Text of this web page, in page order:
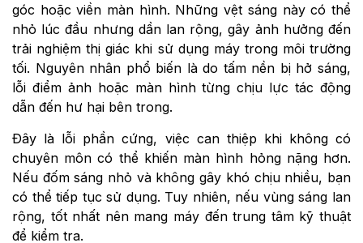
góc hoặc viền màn hình. Những vệt sáng này có thể
nhỏ lúc đầu nhưng dần lan rộng, gây ảnh hưởng đến
trải nghiệm thị giác khi sử dụng máy trong môi trường
tối. Nguyên nhân phổ biến là do tấm nền bị hở sáng,
lỗi điểm ảnh hoặc màn hình từng chịu lực tác động
dẫn đến hư hại bên trong.
Đây là lỗi phần cứng, việc can thiệp khi không có
chuyên môn có thể khiến màn hình hỏng nặng hơn.
Nếu đốm sáng nhỏ và không gây khó chịu nhiều, bạn
có thể tiếp tục sử dụng. Tuy nhiên, nếu vùng sáng lan
rộng, tốt nhất nên mang máy đến trung tâm kỹ thuật
để kiểm tra.